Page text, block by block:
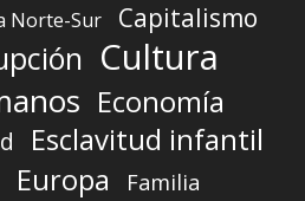
Norte-Sur Capitalismo
Cultura
Economía
Esclavitud infantil
Europa Familia